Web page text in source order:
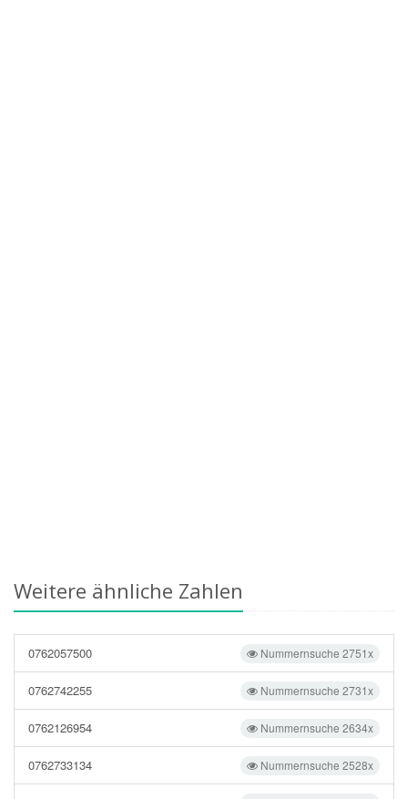
Weitere ähnliche Zahlen
Nummernsuche 2751x
0762057500
Nummernsuche 2731x
0762742255
Nummernsuche 2634x
0762126954
Nummernsuche 2528x
0762733134